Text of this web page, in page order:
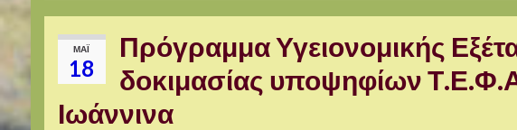
ΜΑΪ́
18
Πρόγραμμα Υγειονομικής
δοκιμασίας υποψηφίων
Ιωάννινα